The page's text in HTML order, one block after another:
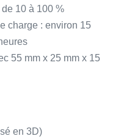
10 à 100 %
charge : environ 15
55 mm x 25 mm x 15
en 3D)